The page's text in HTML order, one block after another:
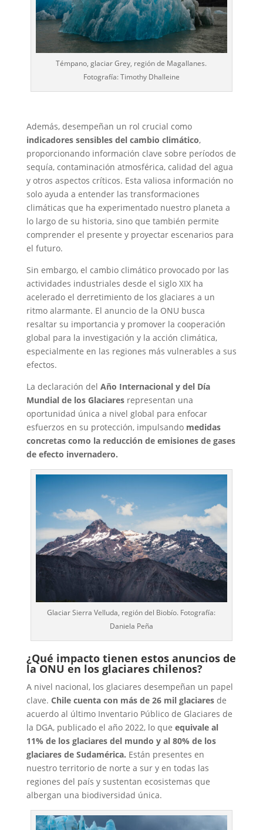
Témpano, glaciar Grey, región de Magallanes.
Fotografía: Timothy Dhalleine
Además, desempeñan un rol crucial como
indicadores sensibles del cambio climático,
proporcionando información clave sobre períodos de
sequía, contaminación atmosférica, calidad del agua
y otros aspectos críticos. Esta valiosa información no
solo ayuda a entender las transformaciones
climáticas que ha experimentado nuestro planeta a
lo largo de su historia, sino que también permite
comprender el presente y proyectar escenarios para
el futuro.
Sin embargo, el cambio climático provocado por las
actividades industriales desde el siglo XIX ha
acelerado el derretimiento de los glaciares a un
ritmo alarmante. El anuncio de la ONU busca
resaltar su importancia y promover la cooperación
global para la investigación y la acción climática,
especialmente en las regiones más vulnerables a sus
efectos.
La declaración del Año Internacional y del Día
Mundial de los Glaciaresrepresentan una
oportunidad única a nivel global para enfocar
esfuerzos en su protección, impulsando medidas
concretas como la reducción de emisiones de gases
de efecto invernadero.
Glaciar Sierra Velluda, región del Biobío. Fotografía:
Daniela Peña
¿Qué impacto tienen estos anuncios de
la ONU en los glaciares chilenos?
A nivel nacional, los glaciares desempeñan un papel
clave. Chile cuenta con más de 26 mil glaciaresde
acuerdo al último Inventario Público de Glaciares de
la DGA, publicado el año 2022, lo que equivale al
11% de los glaciares del mundo y al 80% de los
glaciares de Sudamérica. Están presentes en
nuestro territorio de norte a sur y en todas las
regiones del país y sustentan ecosistemas que
albergan una biodiversidad única.